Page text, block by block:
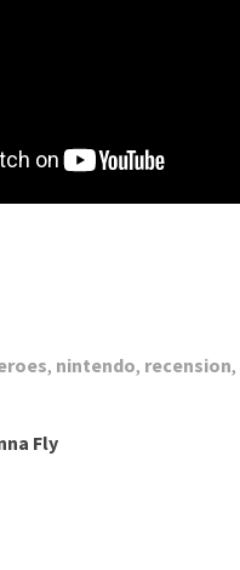
, nintendo, recension,
Fly